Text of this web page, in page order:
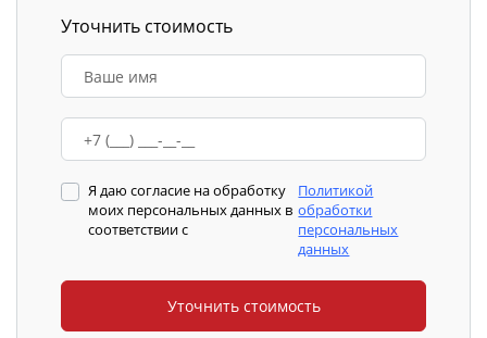
Уточнить стоимость
Я даю согласие на обработку
моих персональных данных в
соответствии с
Политикой
обработки
персональных
данных